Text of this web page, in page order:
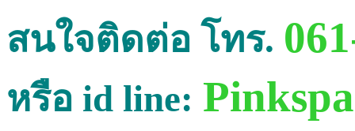
สนใจติดต่อ โทร.
หรือ id line: